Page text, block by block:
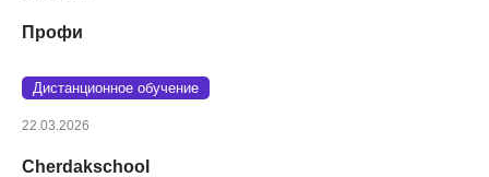
Профи
Дистанционное обучение
22.03.2026
Cherdakschool